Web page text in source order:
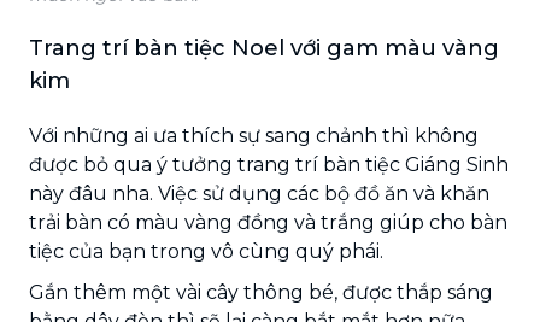
Trang trí bàn tiệc Noel với gam màu vàng
kim
Với những ai ưa thích sự sang chảnh thì không
được bỏ qua ý tưởng trang trí bàn tiệc Giáng Sinh
này đâu nha. Việc sử dụng các bộ đồ ăn và khăn
trải bàn có màu vàng đồng và trắng giúp cho bàn
tiệc của bạn trong vô cùng quý phái.
Gắn thêm một vài cây thông bé, được thắp sáng